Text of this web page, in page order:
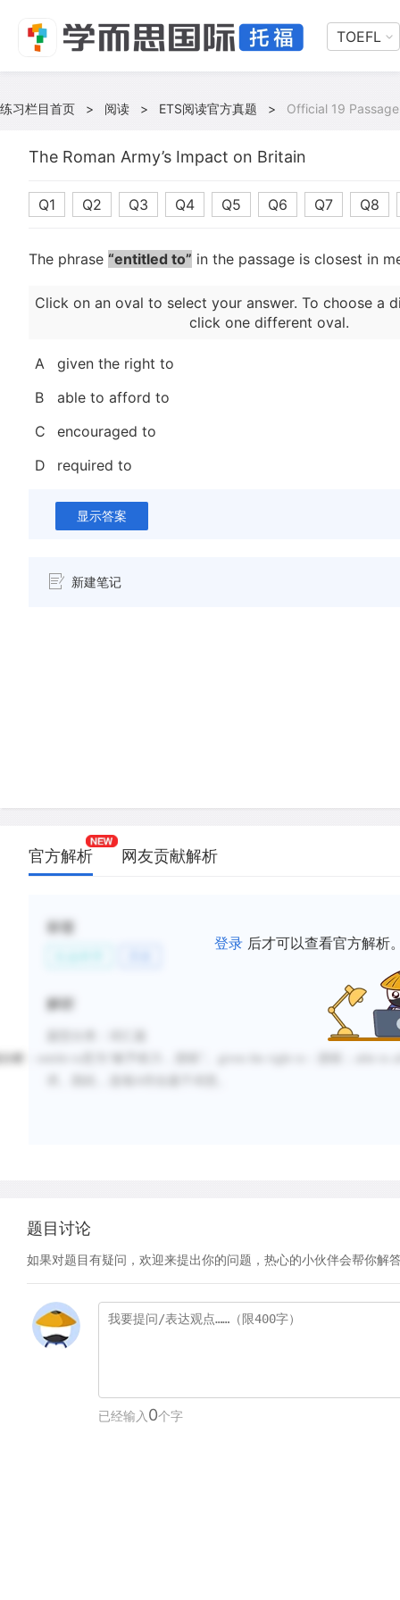
TOEFL
练习栏目首页 > 阅读 > ETS阅读官方真题 > Official 19
The Roman Army’s Impact on Britain
Q1 Q2 Q3 Q4 Q5 Q6 Q7 Q8
The phrase “entitled to” in the passage is closest in
Click on an oval to select your answer. To choose a
click one different oval.
A
given the right to
B
able to afford to
C
encouraged to
D
required to
显示答案
新建笔记
官方解析 网友贡献解析
登录 后才可以查看官方解析
标签
解析
题目讨论
如果对题目有疑问，欢迎来提出你的问题，热心的小伙伴会帮你解
已经输入 0个字